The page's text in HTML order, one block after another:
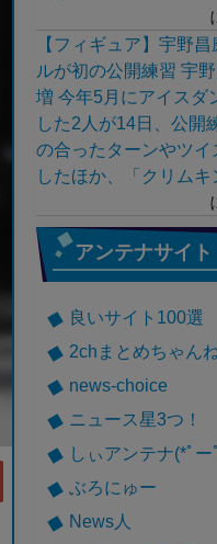
【フィギュア】宇野
ルが初の公開練習 宇
増 今年5月にアイスダ
した2人が14日、公開
の合ったターンやツ
したほか、「クリムキ
アンテナサイト
良いサイト100選
2chまとめちゃん
news-choice
ニュース星3つ！
しぃアンテナ(*ﾟー
ぶろにゅー
News人